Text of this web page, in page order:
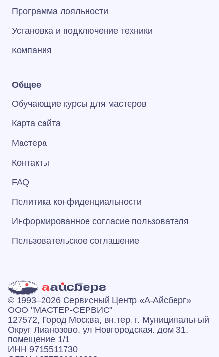
Программа лояльности
Установка и подключение техники
Компания
Общее
Обучающие курсы для мастеров
Карта сайта
Мастера
Контакты
FAQ
Политика конфиденциальности
Информированное согласие пользователя
Пользовательское соглашение
© 1993–2026 Сервисный Центр «А‑Айсберг»
ООО "МАСТЕР-СЕРВИС"
127572, Город Москва, вн.тер. г. Муниципальный
Округ Лианозово, ул Новгородская, дом 31,
помещение 1/1
ИНН 9715511730